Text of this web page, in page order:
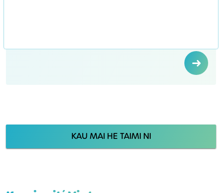
KAU MAI HE TAIMI NI